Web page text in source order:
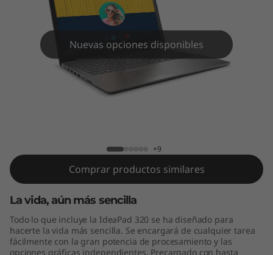
n
e
Nuevas opciones disponibles
+9
Comprar productos similares
La vida, aún más sencilla
Todo lo que incluye la IdeaPad 320 se ha diseñado para
hacerte la vida más sencilla. Se encargará de cualquier tarea
fácilmente con la gran potencia de procesamiento y las
opciones gráficas independientes. Precargado con hasta